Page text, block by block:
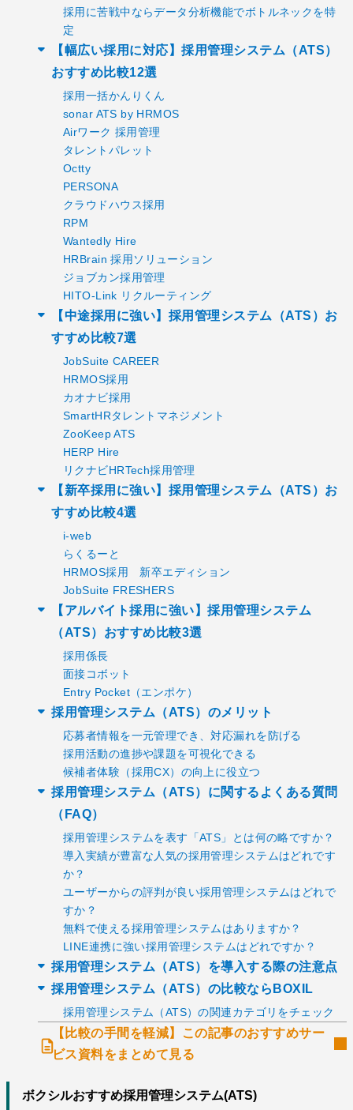
採用に苦戦中ならデータ分析機能でボトルネックを特
定
【幅広い採用に対応】採用管理システム（ATS）
おすすめ比較12選
採用一括かんりくん
sonar ATS by HRMOS
Airワーク 採用管理
タレントパレット
Octty
PERSONA
クラウドハウス採用
RPM
Wantedly Hire
HRBrain 採用ソリューション
ジョブカン採用管理
HITO-Link リクルーティング
【中途採用に強い】採用管理システム（ATS）お
すすめ比較7選
JobSuite CAREER
HRMOS採用
カオナビ採用
SmartHRタレントマネジメント
ZooKeep ATS
HERP Hire
リクナビHRTech採用管理
【新卒採用に強い】採用管理システム（ATS）お
すすめ比較4選
i-web
らくるーと
HRMOS採用 新卒エディション
JobSuite FRESHERS
【アルバイト採用に強い】採用管理システム
（ATS）おすすめ比較3選
採用係長
面接コボット
Entry Pocket（エンポケ）
採用管理システム（ATS）のメリット
応募者情報を一元管理でき、対応漏れを防げる
採用活動の進捗や課題を可視化できる
候補者体験（採用CX）の向上に役立つ
採用管理システム（ATS）に関するよくある質問
（FAQ）
採用管理システムを表す「ATS」とは何の略ですか？
導入実績が豊富な人気の採用管理システムはどれです
か？
ユーザーからの評判が良い採用管理システムはどれで
すか？
無料で使える採用管理システムはありますか？
LINE連携に強い採用管理システムはどれですか？
採用管理システム（ATS）を導入する際の注意点
採用管理システム（ATS）の比較ならBOXIL
採用管理システム（ATS）の関連カテゴリをチェック
【比較の手間を軽減】この記事のおすすめサー
ビス資料をまとめて見る
ボクシルおすすめ採用管理システム(ATS)